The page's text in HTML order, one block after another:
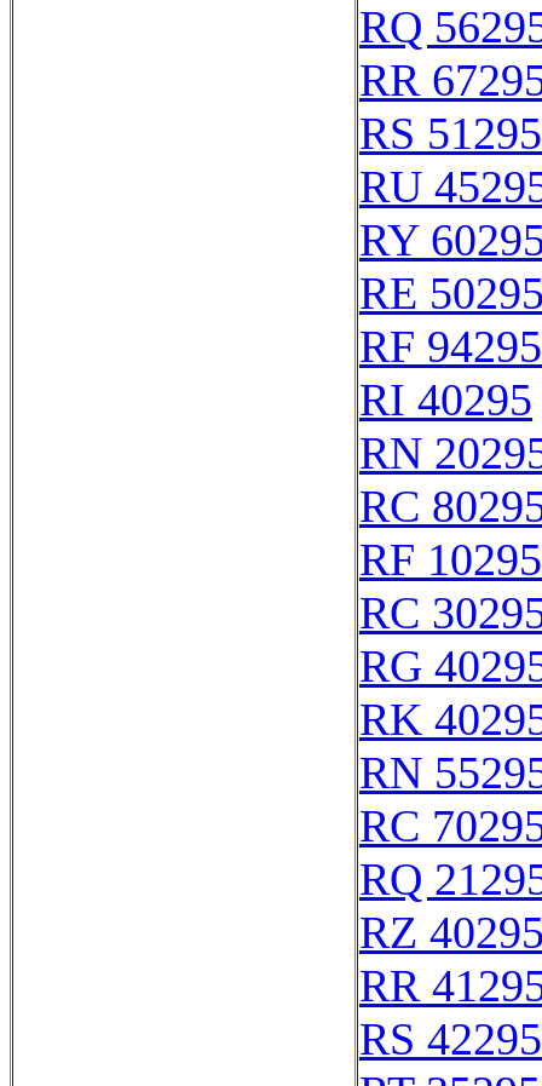
RQ
RR
RS 51295
RU
RY
RE
RF 94295
RI 40295
RN
RC
RF 10295
RC
RG
RK
RN
RC
RQ
RZ
RR
RS 42295